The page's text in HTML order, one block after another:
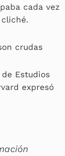
cada vez
crudas
Estudios
expresó